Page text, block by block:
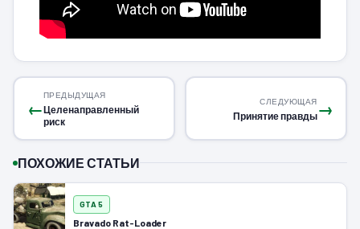
←
ПРЕДЫДУЩАЯ
Целенаправленный
риск
→
СЛЕДУЮЩАЯ
Принятие правды
ПОХОЖИЕ СТАТЬИ
GTA 5
Bravado Rat-Loader